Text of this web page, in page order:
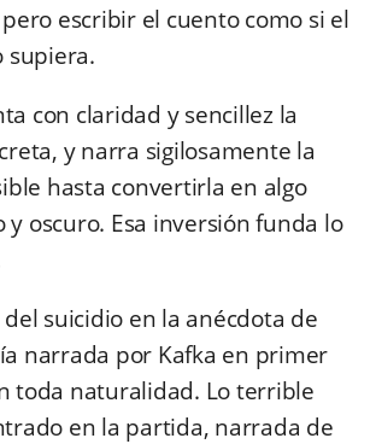
escribir el cuento como si el
supiera.
con claridad y sencillez la
y narra sigilosamente la
hasta convertirla en algo
y oscuro. Esa inversión funda lo
suicidio en la anécdota de
narrada por Kafka en primer
toda naturalidad. Lo terrible
en la partida, narrada de